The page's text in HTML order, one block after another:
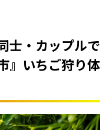
士・カップルで
』いちご狩り体